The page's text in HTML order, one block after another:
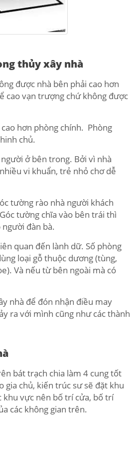
thủy xây nhà
được nhà bên phải cao hơn
cao vạn trượng chứ không được
hơn phòng chính. Phòng
chủ.
ở bên trong. Bởi vì nhà
vi khuẩn, trẻ nhỏ chơ dễ
tường rào nhà người khách
tường chĩa vào bên trái thì
đàn bà.
quan đến lành dữ. Số phòng
loại gỗ thuộc dương (tùng,
Và nếu từ bên ngoài mà có
nhà để đón nhận điều may
ra với mình cũng như các thành
bát trạch chia làm 4 cung tốt
gia chủ, kiến trúc sư sẽ đặt khu
khu vực nên bố trí cửa, bố trí
các không gian trên.